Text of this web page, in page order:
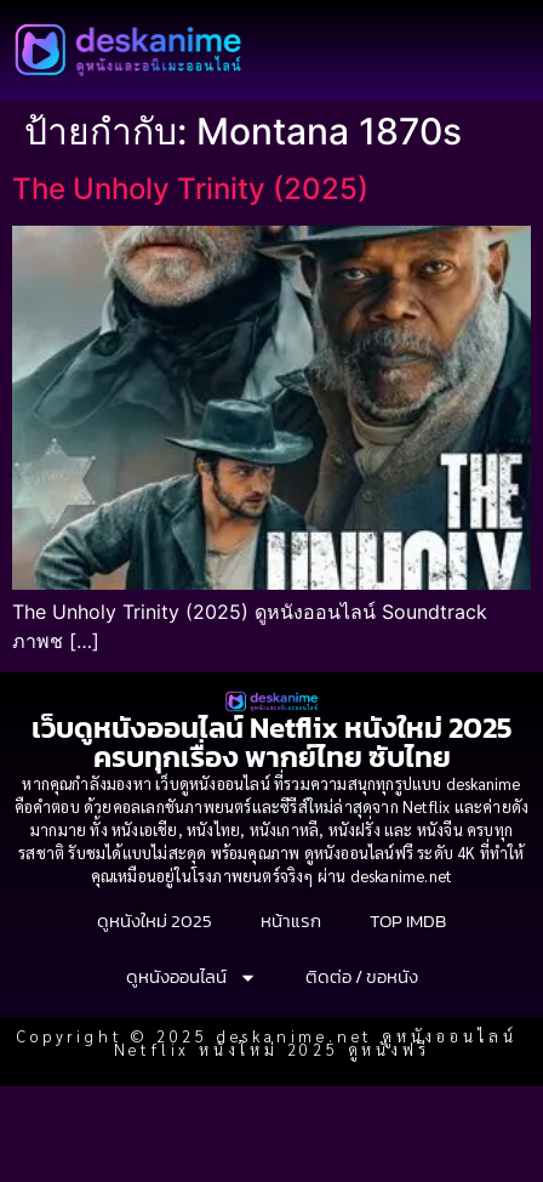
ป้ายกำกับ: Montana 1870s
The Unholy Trinity (2025)
The Unholy Trinity (2025) ดูหนังออนไลน์ Soundtrack
ภาพช […]
เว็บดูหนังออนไลน์ Netflix หนังใหม่ 2025
ครบทุกเรื่อง พากย์ไทย ซับไทย
หากคุณกำลังมองหา เว็บดูหนังออนไลน์ ที่รวมความสนุกทุกรูปแบบ deskanime
คือคำตอบ ด้วยคอลเลกชันภาพยนตร์และซีรีส์ใหม่ล่าสุดจาก Netflix และค่ายดัง
มากมาย ทั้ง หนังเอเชีย, หนังไทย, หนังเกาหลี, หนังฝรั่ง และ หนังจีน ครบทุก
รสชาติ รับชมได้แบบไม่สะดุด พร้อมคุณภาพ ดูหนังออนไลน์ฟรี ระดับ 4K ที่ทำให้
คุณเหมือนอยู่ในโรงภาพยนตร์จริงๆ ผ่าน deskanime.net
ดูหนังใหม่ 2025 หน้าแรก
TOP IMDB
ดูหนังออนไลน์
ติดต่อ / ขอหนัง
Copyright © 2025 deskanime.net ดูหนังออนไลน์
Netflix หนังใหม่ 2025 ดูหนังฟรี